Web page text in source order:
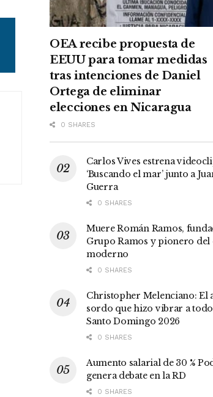
OEA recibe propuesta de
EEUU para tomar medidas
tras intenciones de Daniel
Ortega de eliminar
elecciones en Nicaragua
0 SHARES
Carlos Vives estrena
‘Buscando el mar’ junto a
Guerra
0 SHARES
Muere Román Ramos,
Grupo Ramos y pionero
moderno
0 SHARES
Christopher Melenciano: El
sordo que hizo vibrar a
Santo Domingo 2026
0 SHARES
Aumento salarial de 30 %
genera debate en la RD
0 SHARES